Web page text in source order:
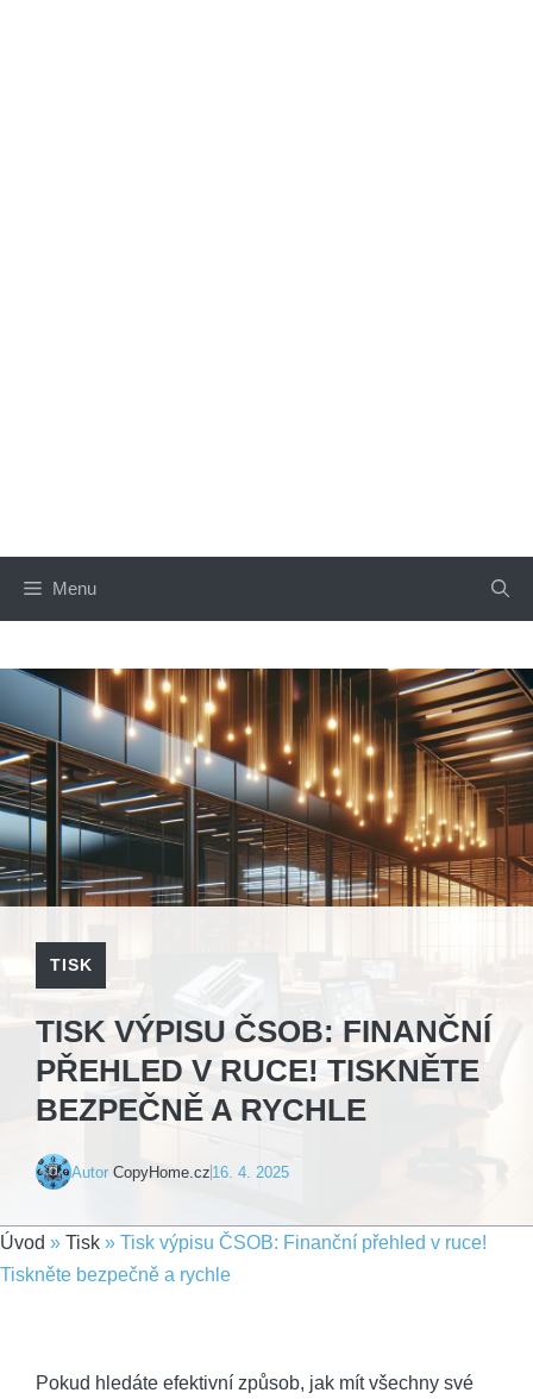
Menu
TISK
TISK VÝPISU ČSOB: FINANČNÍ
PŘEHLED V RUCE! TISKNĚTE
BEZPEČNĚ A RYCHLE
Autor CopyHome.cz 16. 4. 2025
Úvod » Tisk » Tisk výpisu ČSOB: Finanční přehled v ruce!
Tiskněte bezpečně a rychle
Pokud hledáte efektivní způsob, jak mít⁣ všechny své